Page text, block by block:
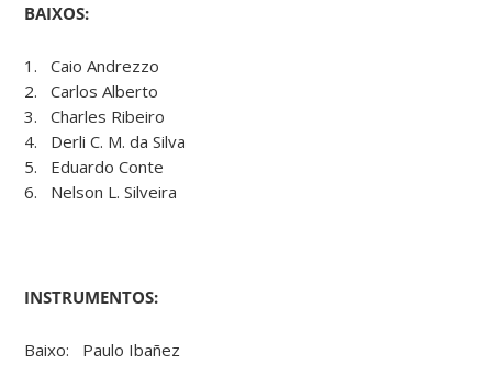
BAIXOS:
1. Caio Andrezzo
2. Carlos Alberto
3. Charles Ribeiro
4. Derli C. M. da Silva
5. Eduardo Conte
6. Nelson L. Silveira
INSTRUMENTOS:
Baixo: Paulo Ibañez